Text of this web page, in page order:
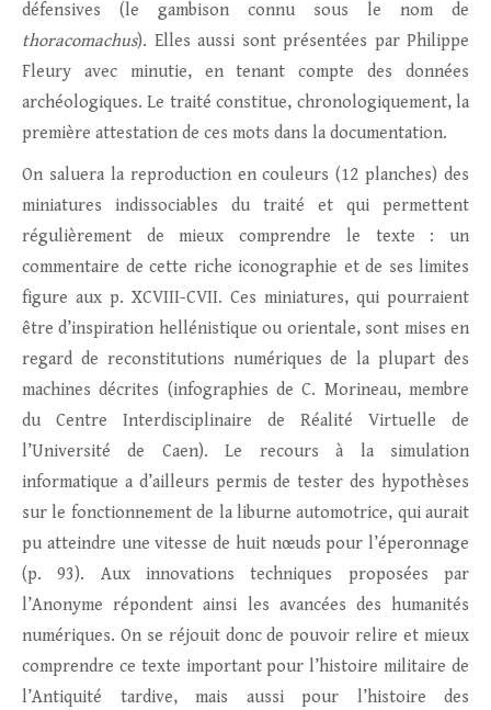
défensives (le gambison connu sous le nom de
thoracomachus). Elles aussi sont présentées par Philippe
Fleury avec minutie, en tenant compte des données
archéologiques. Le traité constitue, chronologiquement, la
première attestation de ces mots dans la documentation.
On saluera la reproduction en couleurs (12 planches) des
miniatures indissociables du traité et qui permettent
régulièrement de mieux comprendre le texte : un
commentaire de cette riche iconographie et de ses limites
figure aux p. XCVIII-CVII. Ces miniatures, qui pourraient
être d’inspiration hellénistique ou orientale, sont mises en
regard de reconstitutions numériques de la plupart des
machines décrites (infographies de C. Morineau, membre
du Centre Interdisciplinaire de Réalité Virtuelle de
l’Université de Caen). Le recours à la simulation
informatique a d’ailleurs permis de tester des hypothèses
sur le fonctionnement de la liburne automotrice, qui aurait
pu atteindre une vitesse de huit nœuds pour l’éperonnage
(p. 93). Aux innovations techniques proposées par
l’Anonyme répondent ainsi les avancées des humanités
numériques. On se réjouit donc de pouvoir relire et mieux
comprendre ce texte important pour l’histoire militaire de
l’Antiquité tardive, mais aussi pour l’histoire des